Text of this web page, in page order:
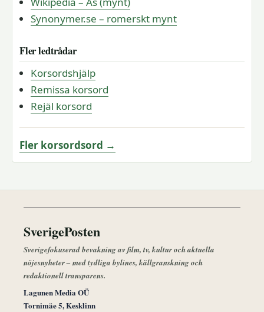
Synonymer.se – romerskt mynt
Fler ledtrådar
Korsordshjälp
Remissa korsord
Rejäl korsord
Fler korsordsord →
SverigePosten
Sverigefokuserad bevakning av film, tv, kultur och aktuella
nöjesnyheter – med tydliga bylines, källgranskning och
redaktionell transparens.
Lagunen Media OÜ
Tornimäe 5, Kesklinn